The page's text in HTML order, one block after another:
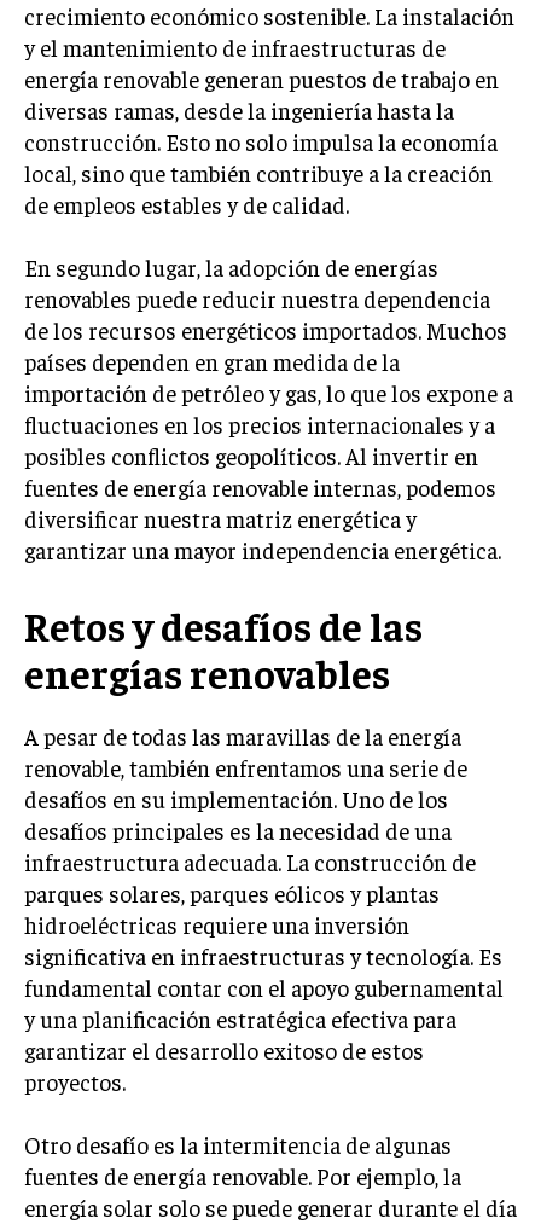
crecimiento económico sostenible. La instalación
y el mantenimiento de infraestructuras de
energía renovable generan puestos de trabajo en
diversas ramas, desde la ingeniería hasta la
construcción. Esto no solo impulsa la economía
local, sino que también contribuye a la creación
de empleos estables y de calidad.
En segundo lugar, la adopción de energías
renovables puede reducir nuestra dependencia
de los recursos energéticos importados. Muchos
países dependen en gran medida de la
importación de petróleo y gas, lo que los expone a
fluctuaciones en los precios internacionales y a
posibles conflictos geopolíticos. Al invertir en
fuentes de energía renovable internas, podemos
diversificar nuestra matriz energética y
garantizar una mayor independencia energética.
Retos y desafíos de las
energías renovables
A pesar de todas las maravillas de la energía
renovable, también enfrentamos una serie de
desafíos en su implementación. Uno de los
desafíos principales es la necesidad de una
infraestructura adecuada. La construcción de
parques solares, parques eólicos y plantas
hidroeléctricas requiere una inversión
significativa en infraestructuras y tecnología. Es
fundamental contar con el apoyo gubernamental
y una planificación estratégica efectiva para
garantizar el desarrollo exitoso de estos
proyectos.
Otro desafío es la intermitencia de algunas
fuentes de energía renovable. Por ejemplo, la
energía solar solo se puede generar durante el día